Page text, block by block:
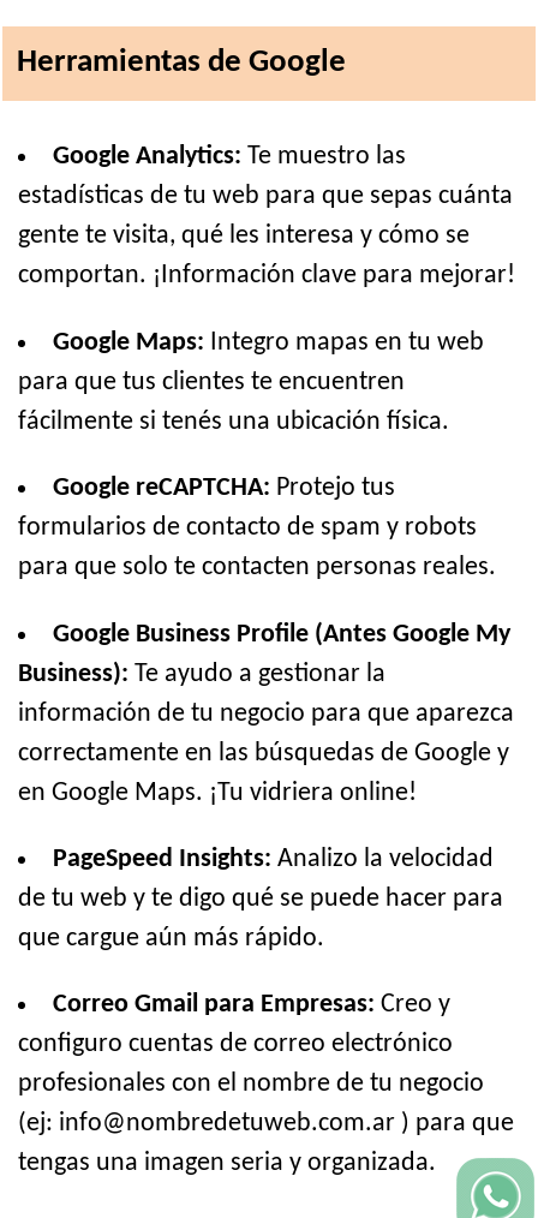
Herramientas de Google
Google Analytics: Te muestro las
estadísticas de tu web para que sepas cuánta
gente te visita, qué les interesa y cómo se
comportan. ¡Información clave para mejorar!
Google Maps: Integro mapas en tu web
para que tus clientes te encuentren
fácilmente si tenés una ubicación física.
Google reCAPTCHA: Protejo tus
formularios de contacto de spam y robots
para que solo te contacten personas reales.
Google Business Profile (Antes Google My
Business): Te ayudo a gestionar la
información de tu negocio para que aparezca
correctamente en las búsquedas de Google y
en Google Maps. ¡Tu vidriera online!
PageSpeed Insights: Analizo la velocidad
de tu web y te digo qué se puede hacer para
que cargue aún más rápido.
Correo Gmail para Empresas: Creo y
configuro cuentas de correo electrónico
profesionales con el nombre de tu negocio
(ej: info@nombredetuweb.com.ar ) para que
tengas una imagen seria y organizada.